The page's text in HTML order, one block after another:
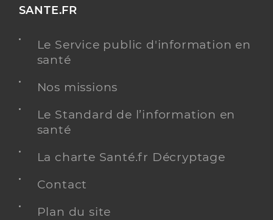
SANTE.FR
Le Service public d'information en
santé
Nos missions
Le Standard de l’information en
santé
La charte Santé.fr Décryptage
Contact
Plan du site